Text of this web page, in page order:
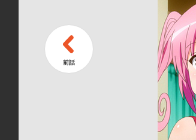
The beginning of
モモ・ベリア・デビルーク:豊崎愛生／